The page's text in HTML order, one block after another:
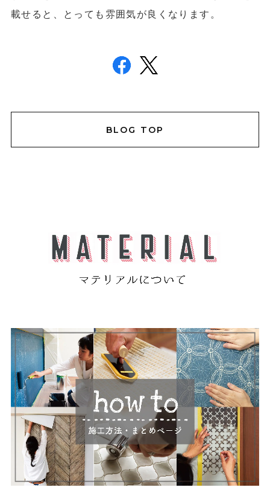
載せると、とっても雰囲気が良くなります。
BLOG TOP